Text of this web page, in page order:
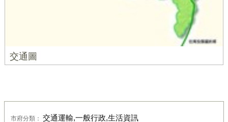
交通圖
市府分類： 交通運輸,一般行政,生活資訊